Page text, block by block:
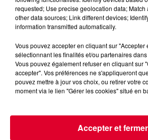
Crédit :
Sa cote ne fait que monter, notamment
requested; Use precise geolocation data;
other data sources; Link different devices;
information transmitted automatically.
Vous pouvez accepter en cliquant sur "Accepter
sélectionnant les finalités et/ou partenaires
Vous pouvez également refuser en cliquant sur
accepter". Vos préférences ne s'appliqueront
pouvez mettre à jour vos choix, ou retirer votre
moment via le lien "Gérer les cookies" situé en
Accepter et fermer